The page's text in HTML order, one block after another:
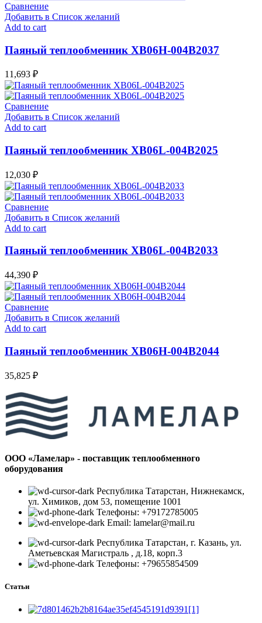
Сравнение
Добавить в Список желаний
Add to cart
Паяный теплообменник XB06H-004В2037
11,693 ₽
Сравнение
Добавить в Список желаний
Add to cart
Паяный теплообменник XB06L-004В2025
12,030 ₽
Сравнение
Добавить в Список желаний
Add to cart
Паяный теплообменник XB06L-004В2033
44,390 ₽
Сравнение
Добавить в Список желаний
Add to cart
Паяный теплообменник XB06H-004В2044
35,825 ₽
ООО «Ламелар» - поставщик теплообменного
оборудования
Республика Татарстан, Нижнекамск,
ул. Химиков, дом 53, помещение 1001
Телефоны: +79172785005
Email: lamelar@mail.ru
Республика Татарстан, г. Казань, ул.
Аметьевская Магистраль , д.18, корп.3
Телефоны: +79655854509
Статьи